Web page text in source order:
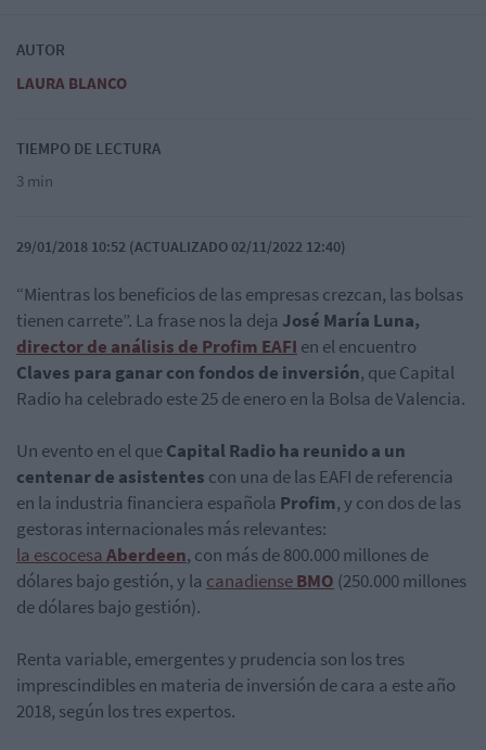
AUTOR
LAURA BLANCO
TIEMPO DE LECTURA
3 min
29/01/2018 10:52 (ACTUALIZADO 02/11/2022 12:40)
“Mientras los beneficios de las empresas crezcan, las bolsas
tienen carrete”. La frase nos la deja José María Luna,
director de análisis de Profim EAFI en el encuentro
Claves para ganar con fondos de inversión, que Capital
Radio ha celebrado este 25 de enero en la Bolsa de Valencia.
Un evento en el queCapital Radio ha reunido a un
centenar de asistentes con una de las EAFI de referencia
en la industria financiera española Profim, y con dos de las
gestoras internacionales más relevantes:
la escocesa Aberdeen, con más de 800.000 millones de
dólares bajo gestión, y la canadienseBMO (250.000 millones
de dólares bajo gestión).
Renta variable, emergentes y prudencia son los tres
imprescindibles en materia de inversión de cara a este año
2018, según los tres expertos.